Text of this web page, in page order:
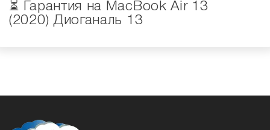
⏳ Гарантия на MacBook Air 13
(2020) Диоганаль 13